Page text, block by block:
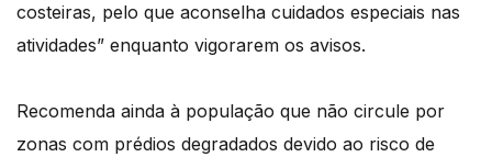
costeiras, pelo que aconselha cuidados especiais nas
atividades” enquanto vigorarem os avisos.
Recomenda ainda à população que não circule por
zonas com prédios degradados devido ao risco de